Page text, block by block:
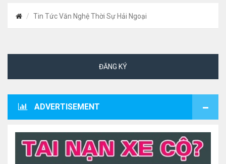
Tin Tức Văn Nghệ Thời Sự Hải Ngoại
ĐĂNG KÝ
ADVERTISEMENT